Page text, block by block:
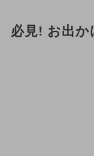
必見! お出か